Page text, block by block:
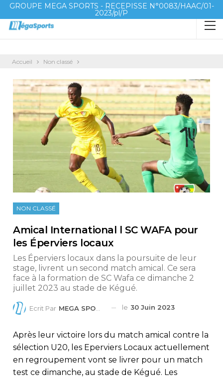
GROUPE MEGA SPORTS - RECEPISSE N°0083/HAAC/01-
2023/pl/P
Accueil Non classé
NON CLASSÉ
Amical International l SC WAFA pour
les Éperviers locaux
Les Éperviers locaux dans la poursuite de leur
stage, livrent un second match amical. Ce sera
face à la formation de SC Wafa ce dimanche 2
juillet 2023 au stade de Kégué.
Ecrit Par MEGA SPORTS le 30 Juin 2023
Après leur victoire lors du match amical contre la
sélection U20, les Eperviers Locaux actuellement
en regroupement vont se livrer pour un match
test ce dimanche, au stade de Kégué. Les